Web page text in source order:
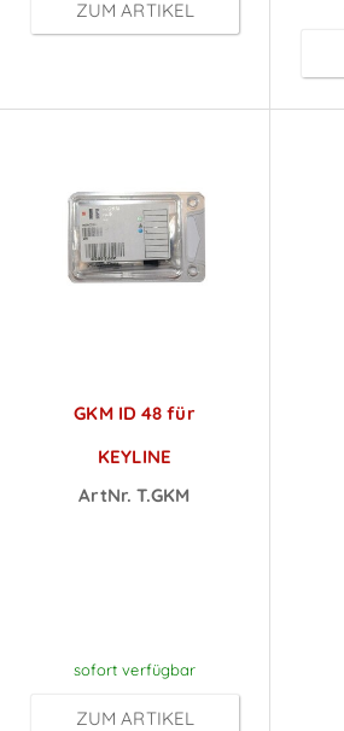
ZUM ARTIKEL
GKM ID 48 für
KEYLINE
ArtNr. T.GKM
sofort verfügbar
ZUM ARTIKEL